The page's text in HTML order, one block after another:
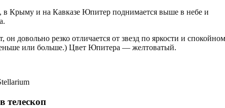
в Крыму и на Кавказе Юпитер поднимается выше в небе и
довольно резко отличается от звезд по яркости и
или больше.) Цвет Юпитера — желтоватый.
телескоп